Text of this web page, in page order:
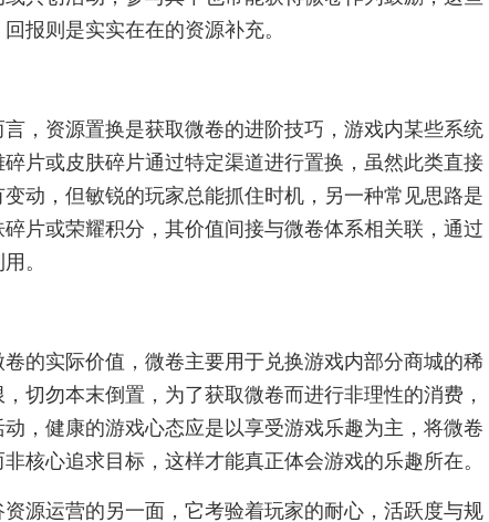
报则是实实在在的资源补充。
，资源置换是获取微卷的进阶技巧，游戏内某些系统
片或皮肤碎片通过特定渠道进行置换，虽然此类直接
动，但敏锐的玩家总能抓住时机，另一种常见思路是
片或荣耀积分，其价值间接与微卷体系相关联，通过
。
的实际价值，微卷主要用于兑换游戏内部分商城的稀
切勿本末倒置，为了获取微卷而进行非理性的消费，
，健康的游戏心态应是以享受游戏乐趣为主，将微卷
核心追求目标，这样才能真正体会游戏的乐趣所在。
源运营的另一面，它考验着玩家的耐心，活跃度与规